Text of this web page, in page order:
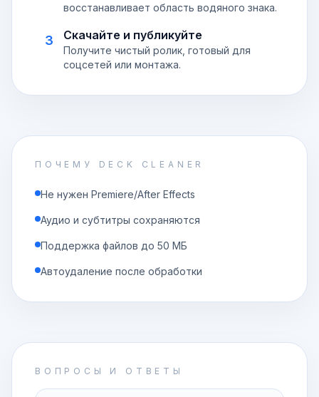
восстанавливает область водяного знака.
3 Скачайте и публикуйте
Получите чистый ролик, готовый для
соцсетей или монтажа.
ПОЧЕМУ DECK CLEANER
Не нужен Premiere/After Effects
Аудио и субтитры сохраняются
Поддержка файлов до 50 МБ
Автоудаление после обработки
ВОПРОСЫ И ОТВЕТЫ